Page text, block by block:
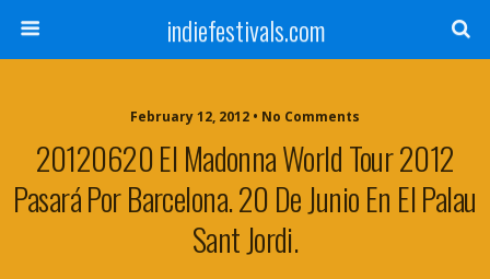
indiefestivals.com
February 12, 2012 • No Comments
20120620 El Madonna World Tour 2012
Pasará Por Barcelona. 20 De Junio En El Palau
Sant Jordi.